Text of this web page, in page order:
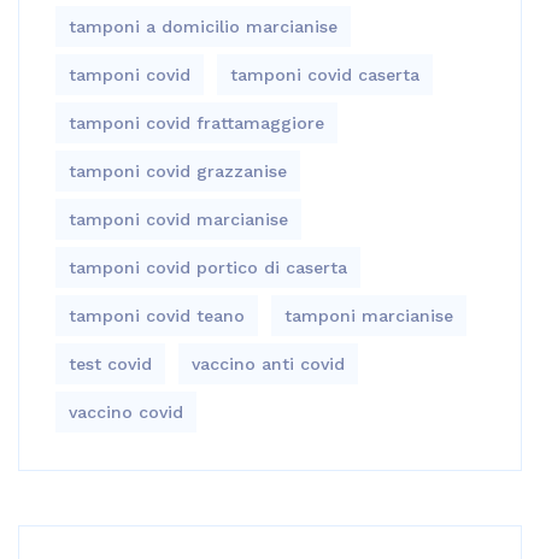
tamponi a domicilio marcianise
tamponi covid tamponi covid caserta
tamponi covid frattamaggiore
tamponi covid grazzanise
tamponi covid marcianise
tamponi covid portico di caserta
tamponi covid teano tamponi marcianise
test covid vaccino anti covid
vaccino covid